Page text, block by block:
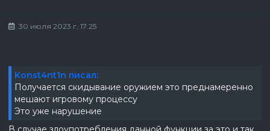
30 июля 2023 г, 17:25
Konst4nt1n писал:
Получается скидывание оружием это преднамеренно
мешают игровому процессу
Это уже нарушение